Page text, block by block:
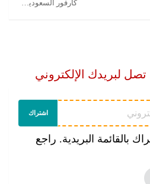
لبريدك الإلكتروني
اشتراك
بالقائمة البريدية. راجع